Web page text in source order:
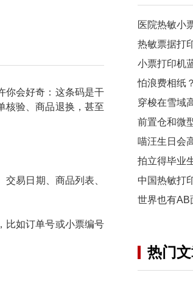
你会好奇：这条码是干
验、商品退换，甚至
易日期、商品列表、
比如订单号或小票编号
中国热敏打
热门